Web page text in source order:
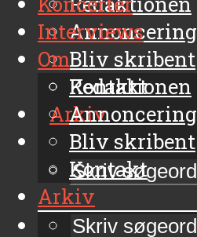
Annoncering
Bliv skribent
Kontakt
Arkiv
Interviews
Om
Redaktionen
Annoncering
Bliv skribent
Kontakt
Arkiv